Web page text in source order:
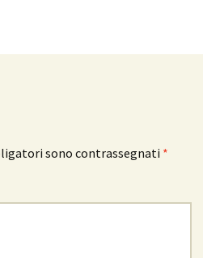
sono contrassegnati *